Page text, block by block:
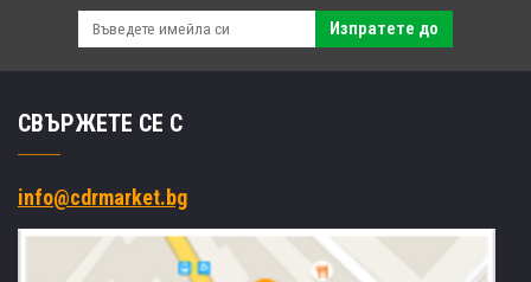
Изпратете до
СВЪРЖЕТЕ СЕ С
info@cdrmarket.bg